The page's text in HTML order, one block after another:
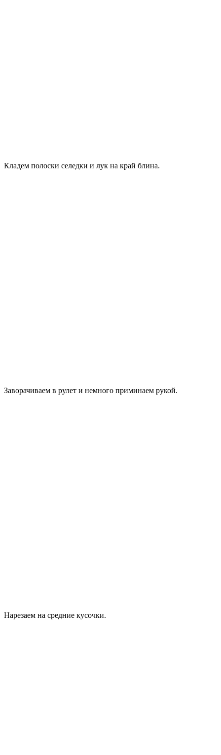
Кладем полоски селедки и лук на край блина.
Заворачиваем в рулет и немного приминаем рукой.
Нарезаем на средние кусочки.